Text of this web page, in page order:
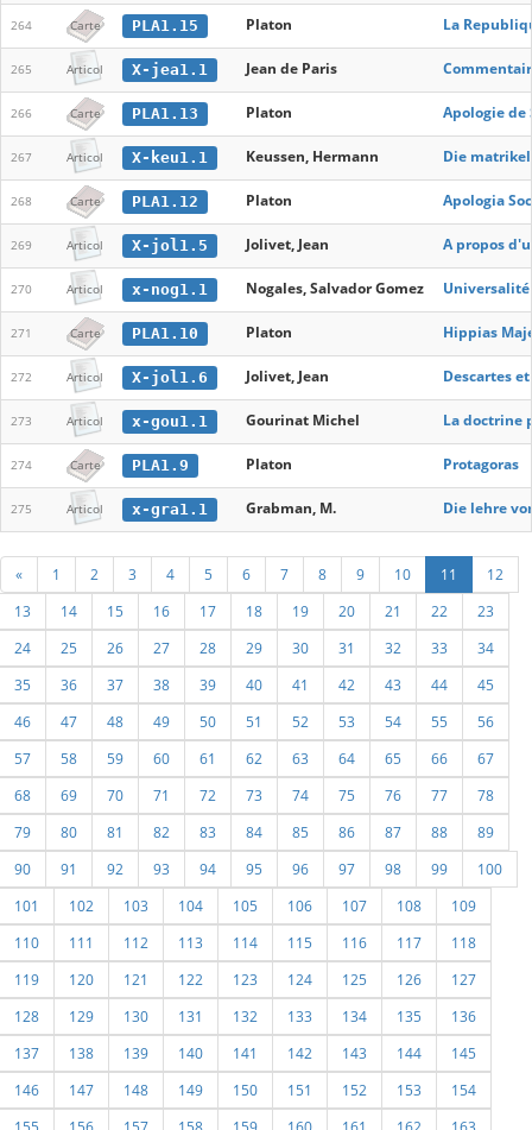
264 Carte PLA1.15 Platon La
265 Articol X-jea1.1 Jean de Paris
266 Carte PLA1.13 Platon Apologie de
267 Articol X-keu1.1 Keussen, Hermann Die
268 Carte PLA1.12 Platon Apologia
269 Articol X-jol1.5 Jolivet, Jean A propos
270 Articol x-nog1.1 Nogales, Salvador Gomez
271 Carte PLA1.10 Platon Hippias
272 Articol X-jol1.6 Jolivet, Jean Descartes
273 Articol x-gou1.1 Gourinat Michel La doctrine
274 Carte PLA1.9 Platon Protagoras
275 Articol x-gra1.1 Grabman, M. Die lehre
« 1 2 3 4 5 6 7 8 9 10 11
12
13
14 15 16 17 18 19 20 21 22
23
24
25 26 27 28 29 30 31 32 33
34
35
36 37 38 39 40 41 42 43 44
45
46
47 48 49 50 51 52 53 54 55
56
57
58 59 60 61 62 63 64 65 66
67
68
69 70 71 72 73 74 75 76 77
78
79
80 81 82 83 84 85 86 87 88
89
90
91 92 93 94 95 96 97 98 99
100
101
102 103 104 105 106 107 108
109
110
111 112 113 114 115 116 117
118
119
120 121 122 123 124 125 126
127
128
129 130 131 132 133 134 135
136
137
138 139 140 141 142 143 144
145
146
147 148 149 150 151 152 153
154